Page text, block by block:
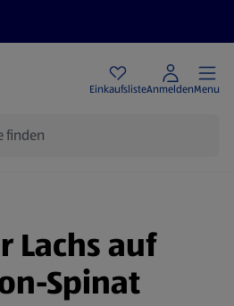
EinkaufslisteAnmeldenMenu
Lachs auf
Spinat